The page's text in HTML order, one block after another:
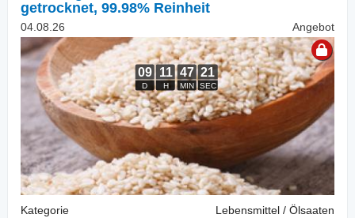
getrocknet, 99.98% Reinheit
04.08.26 Angebot
Kategorie
Lebensmittel / Ölsaaten